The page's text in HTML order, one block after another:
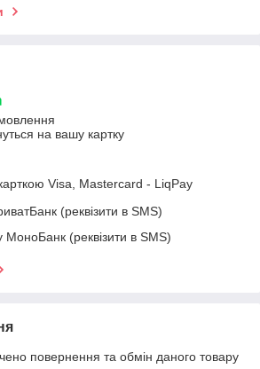
на вашу картку
Visa, Mastercard - LiqPay
(реквізити в SMS)
МоноБанк (реквізити в SMS)
повернення та обмін даного товару